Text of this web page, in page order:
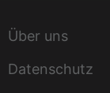
Über uns
Datenschutz